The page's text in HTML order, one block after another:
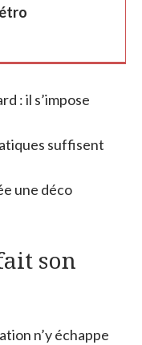
: il s’impose
suffisent
une déco
son
n’y échappe